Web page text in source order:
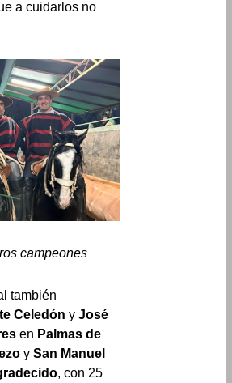
a cuidarlos no
campeones
también
Celedón yJosé
en Palmas de
ySan Manuel
, con 25